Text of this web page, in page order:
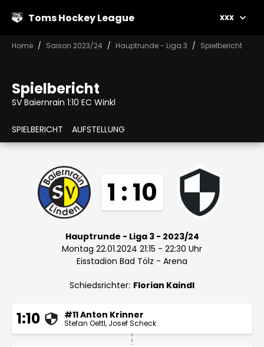
Toms Hockey League xxx
Home Saison 2023/24 Hauptrunde - Liga 3 Spielbericht
Spielbericht
SV Baiernrain 1:10 EC Winkl
SPIELBERICHT AUFSTELLUNG
1 : 10
Hauptrunde - Liga 3 - 2023/24
Montag 22.01.2024 21:15 - 22:30 Uhr
Eisstadion Bad Tölz - Arena
Schiedsrichter: Florian Kaindl
1:10 #11 Anton Krinner
Stefan Oettl Josef Scheck